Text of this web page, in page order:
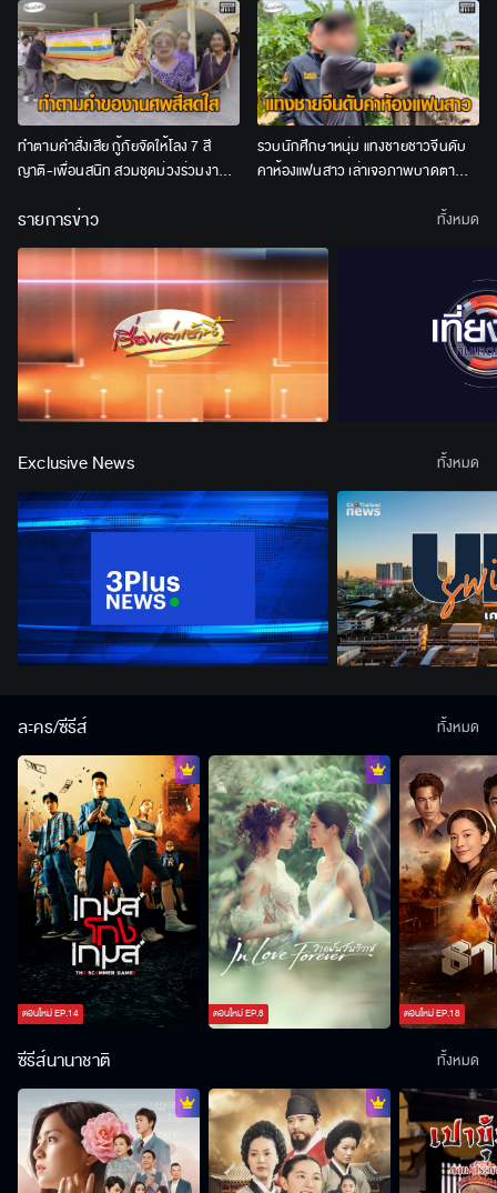
ทำตามคำสั่งเสีย กู้ภัยจัดให้โลง 7 สี
ญาติ-เพื่อนสนิท สวมชุดม่วงร่วมงาน
รวบนักศึกษาหนุ่ม แทงชายชาวจีนดับ
คาห้องแฟนสาว เล่าเจอภาพบาดตา
รายการข่าว ทั้งหมด
Exclusive News ทั้งหมด
ละคร/ซีรีส์
ตอนใหม่EP.14 ตอนใหม่EP.8 ตอนใหม่EP.18
ทั้งหมด
ซีรีส์นานาชาติ ทั้งหมด